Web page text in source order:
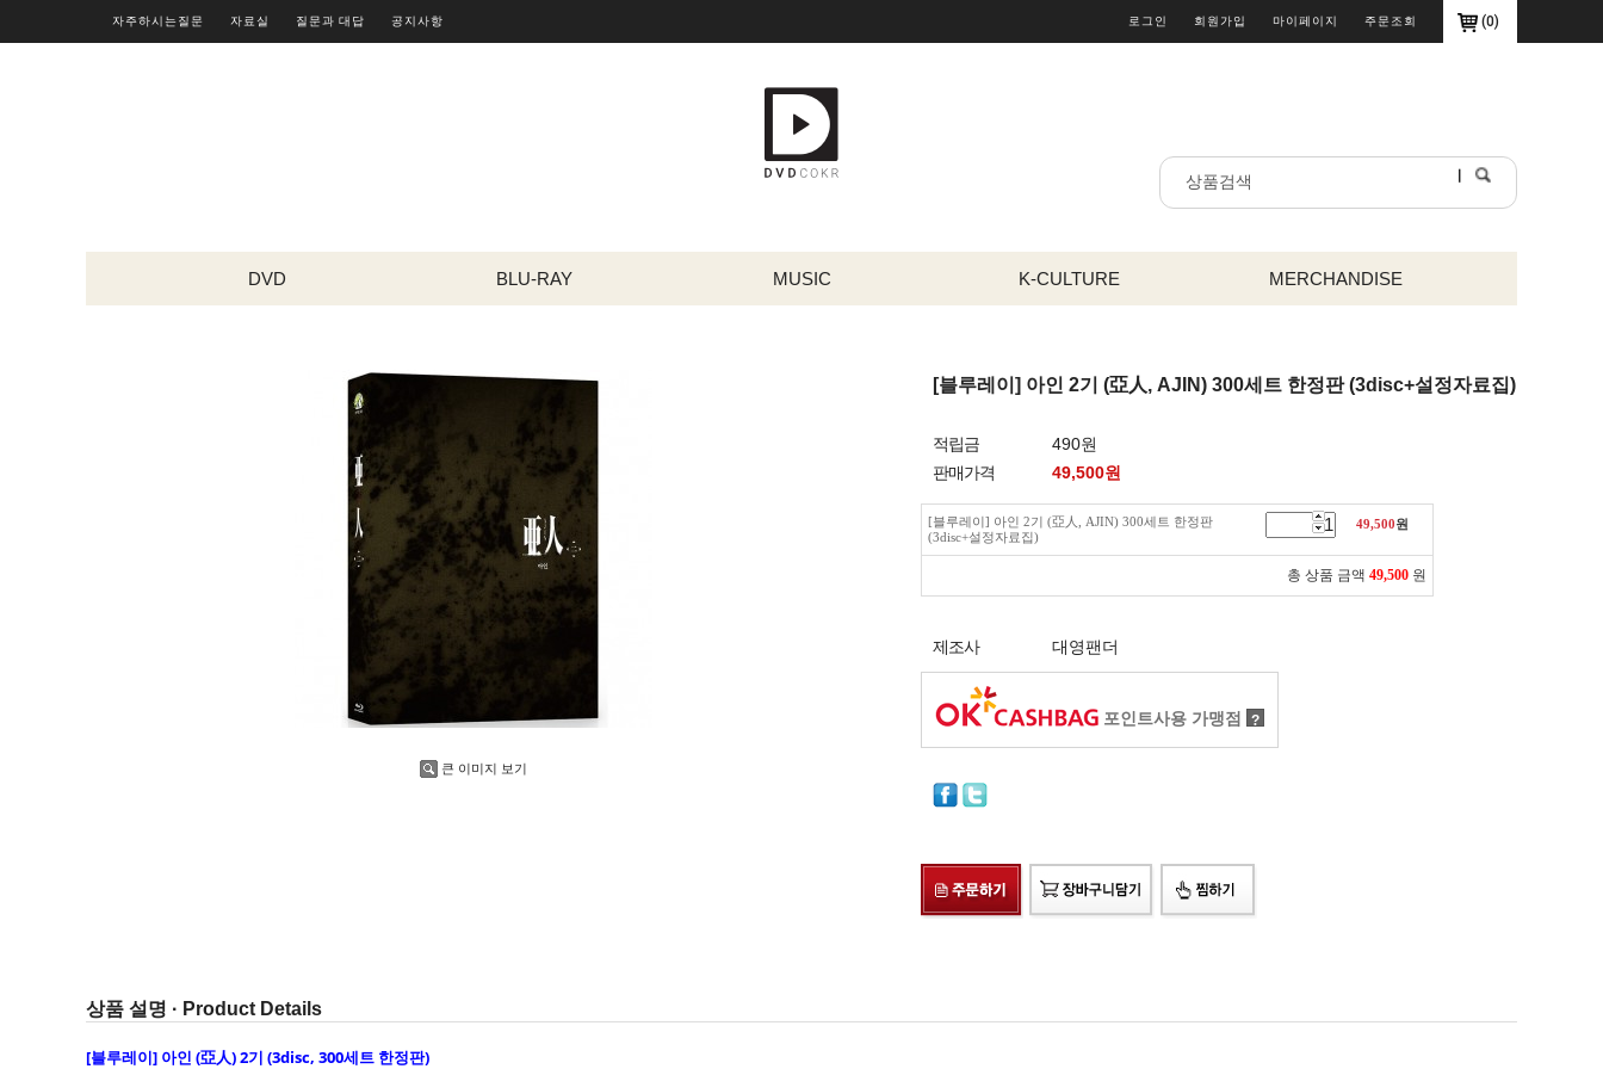
자주하시는질문 자료실 질문과 대답 공지사항 (0)
로그인 회원가입 마이페이지 주문조회
DVD BLU-RAY MUSIC K-CULTURE MERCHANDISE
큰 이미지 보기
[블루레이] 아인 2기 (亞人, AJIN) 300세트 한정판 (3disc+설정자료집)
적립금
490원
판매가격
49,500원
[블루레이] 아인 2기 (亞人, AJIN) 300세트 한정판
(3disc+설정자료집)
49,500원
총 상품 금액 49,500 원
제조사 대영팬더
포인트사용 가맹점 ?
상품 설명 · Product Details
[블루레이] 아인 (亞人) 2기 (3disc, 300세트 한정판)